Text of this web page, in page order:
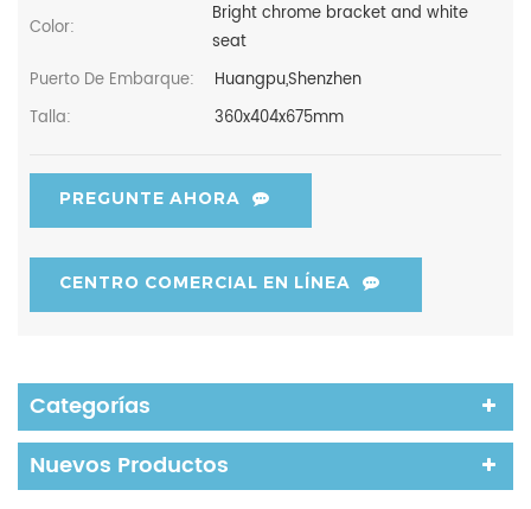
Color:
Bright chrome bracket and white
seat
Puerto De Embarque:
Huangpu,Shenzhen
Talla:
360x404x675mm
PREGUNTE AHORA
CENTRO COMERCIAL EN LÍNEA
Categorías
Nuevos Productos